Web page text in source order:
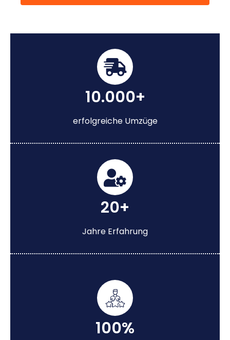
10.000+
erfolgreiche Umzüge
20+
Jahre Erfahrung
100%